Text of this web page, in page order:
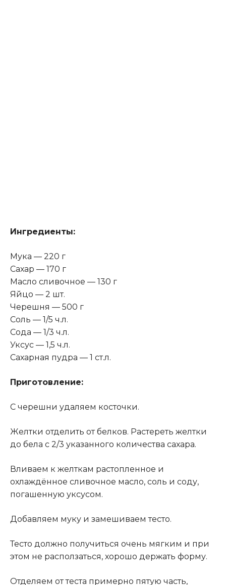
Ингредиенты:
Мука — 220 г
Сахар — 170 г
Масло сливочнoe — 130 г
Яйцо — 2 шт.
Черешня — 500 г
Соль — 1/5 ч.л.
Сода — 1/3 ч.л.
Уксус — 1,5 ч.л.
Сахарная пудра — 1 ст.л.
Приготовление:
С черешни удаляем косточки.
Желтки отделить от белков. Растереть желтки
до бела с 2/3 указанного количества сахара.
Вливаем к желткам растопленное и
охлаждённое сливочное масло, соль и соду,
погашенную уксусом.
Добавляем муку и замешиваем тесто.
Тесто должно получиться очень мягким и при
этом не расползаться, хорошо держать форму.
Отделяем от теста примерно пятую часть,